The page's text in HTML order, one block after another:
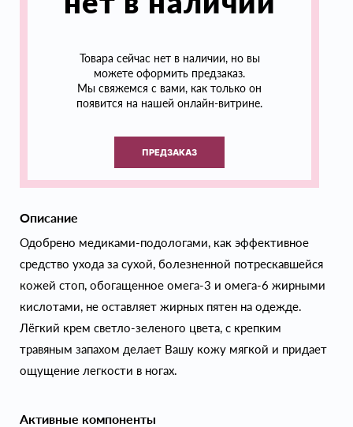
Товара сейчас нет в наличии, но вы
можете оформить предзаказ.
Мы свяжемся с вами, как только он
появится на нашей онлайн-витрине.
ПРЕДЗАКАЗ
Описание
Одобрено медиками-подологами, как эффективное
средство ухода за сухой, болезненной потрескавшейся
кожей стоп, обогащенное омега-3 и омега-6 жирными
кислотами, не оставляет жирных пятен на одежде.
Лёгкий крем светло-зеленого цвета, с крепким
травяным запахом делает Вашу кожу мягкой и придает
ощущение легкости в ногах.
Активные компоненты